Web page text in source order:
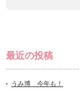
最近の投稿
うみ博 今年も！